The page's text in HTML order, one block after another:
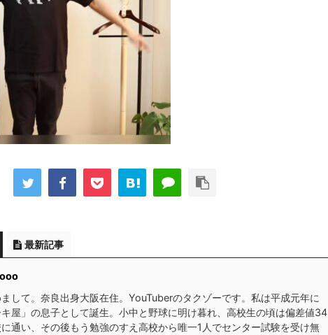
最新記事
して。奈良出身大阪在住。YouTuberのタクゾーです。私は平成元年に
キ屋」の息子として誕生。小中と野球に明け暮れ、高校生の頃は偏差値34
通い、その後もう勉強のすえ高校から唯一1人でセンター試験を受け無